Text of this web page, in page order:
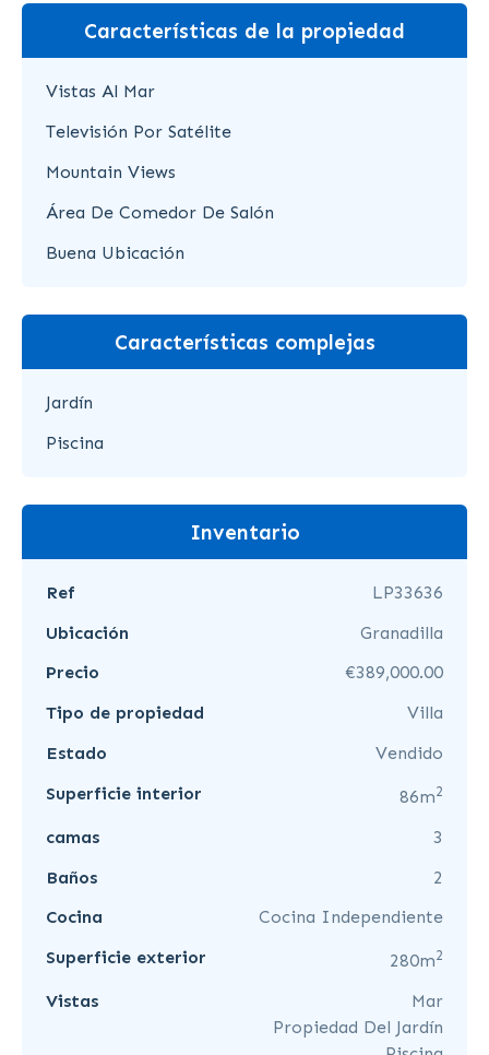
Características de la propiedad
Vistas Al Mar
Televisión Por Satélite
Mountain Views
Área De Comedor De Salón
Buena Ubicación
Características complejas
Jardín
Piscina
Inventario
Ref
LP33636
Ubicación
Granadilla
Precio
€389,000.00
Tipo de propiedad
Villa
Estado
Vendido
Superficie interior
86m2
camas
3
Baños
2
Cocina
Cocina Independiente
Superficie exterior
280m2
Vistas
Mar
Propiedad Del Jardín